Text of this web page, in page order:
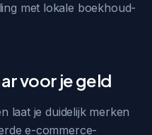
met lokale boekhoud-
voor je geld
laat je duidelijk merken
e-commerce-